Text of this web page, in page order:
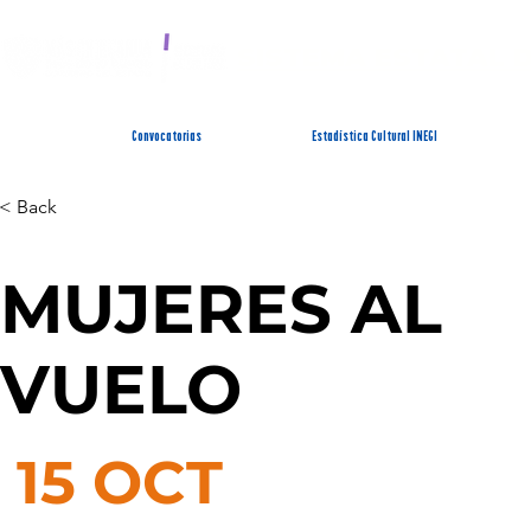
Convocatorias Estadística Cultural INEGI
< Back
MUJERES AL
VUELO
15 OCT